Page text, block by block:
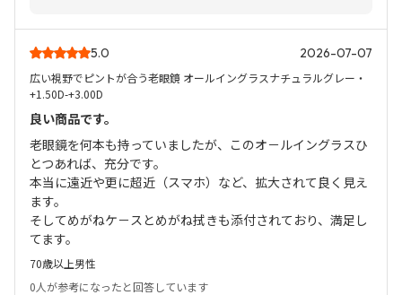
5.0 2026-07-07
広い視野でピントが合う老眼鏡 オールイングラスナチュラルグレー・
+1.50D-+3.00D
良い商品です。
老眼鏡を何本も持っていましたが、このオ－ルイングラスひ
とつあれば、充分です。
本当に遠近や更に超近（スマホ）など、拡大されて良く見え
ます。
そしてめがねケ－スとめがね拭きも添付されており、満足し
てます。
70歳以上男性
0人が参考になったと回答しています